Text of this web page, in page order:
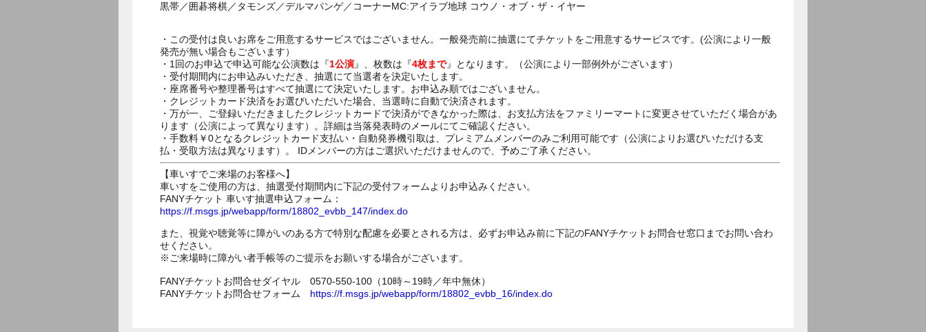
黒帯／囲碁将棋／タモンズ／デルマパンゲ／コーナーMC:アイラブ地球 コウノ・オブ・ザ・イヤー
・この受付は良いお席をご用意するサービスではございません。一般発売前に抽選にてチケットをご用意するサービスです。(公演により一般
発売が無い場合もございます）
・1回のお申込で申込可能な公演数は『1公演』、枚数は『4枚まで』となります。（公演により一部例外がございます）
・受付期間内にお申込みいただき、抽選にて当選者を決定いたします。
・座席番号や整理番号はすべて抽選にて決定いたします。お申込み順ではございません。
・クレジットカード決済をお選びいただいた場合、当選時に自動で決済されます。
・万が一、ご登録いただきましたクレジットカードで決済ができなかった際は、お支払方法をファミリーマートに変更させていただく場合があ
ります（公演によって異なります）。詳細は当落発表時のメールにてご確認ください。
・手数料￥0となるクレジットカード支払い・自動発券機引取は、プレミアムメンバーのみご利用可能です（公演によりお選びいただける支
払・受取方法は異なります）。 IDメンバーの方はご選択いただけませんので、予めご了承ください。
【車いすでご来場のお客様へ】
車いすをご使用の方は、抽選受付期間内に下記の受付フォームよりお申込みください。
FANYチケット 車いす抽選申込フォーム：
https://f.msgs.jp/webapp/form/18802_evbb_147/index.do
また、視覚や聴覚等に障がいのある方で特別な配慮を必要とされる方は、必ずお申込み前に下記のFANYチケットお問合せ窓口までお問い合わ
せください。
※ご来場時に障がい者手帳等のご提示をお願いする場合がございます。
FANYチケットお問合せダイヤル 0570-550-100（10時～19時／年中無休）
FANYチケットお問合せフォーム https://f.msgs.jp/webapp/form/18802_evbb_16/index.do